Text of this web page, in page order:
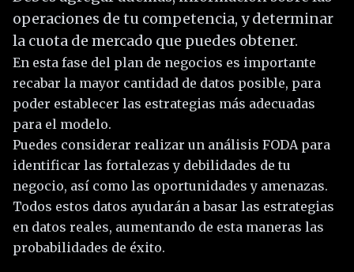
operaciones de tu competencia, y determinar
la cuota de mercado que puedes obtener.
En esta fase del plan de negocios es importante
recabar la mayor cantidad de datos posible, para
poder establecer las estrategias más adecuadas
para el modelo.
Puedes considerar realizar un análisis FODA para
identificar las fortalezas y debilidades de tu
negocio, así como las oportunidades y amenazas.
Todos estos datos ayudarán a basar las estrategias
en datos reales, aumentando de esta maneras las
probabilidades de éxito.